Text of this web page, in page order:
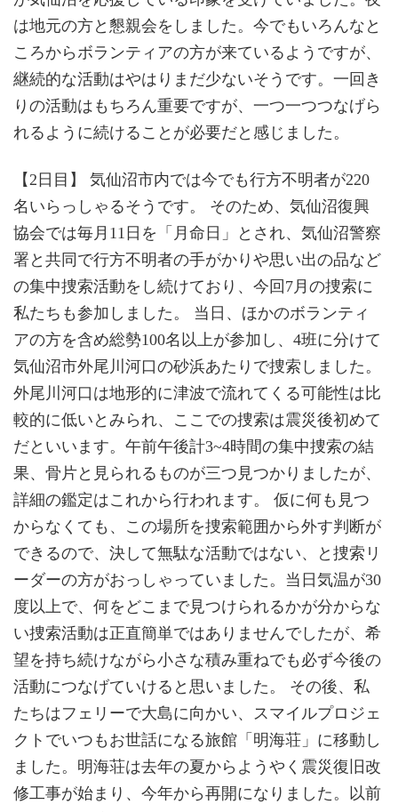
は地元の方と懇親会をしました。今でもいろんなと
ころからボランティアの方が来ているようですが、
継続的な活動はやはりまだ少ないそうです。一回き
りの活動はもちろん重要ですが、一つ一つつなげら
れるように続けることが必要だと感じました。
【2日目】 気仙沼市内では今でも行方不明者が220
名いらっしゃるそうです。 そのため、気仙沼復興
協会では毎月11日を「月命日」とされ、気仙沼警察
署と共同で行方不明者の手がかりや思い出の品など
の集中捜索活動をし続けており、今回7月の捜索に
私たちも参加しました。 当日、ほかのボランティ
アの方を含め総勢100名以上が参加し、4班に分けて
気仙沼市外尾川河口の砂浜あたりで捜索しました。
外尾川河口は地形的に津波で流れてくる可能性は比
較的に低いとみられ、ここでの捜索は震災後初めて
だといいます。午前午後計3~4時間の集中捜索の結
果、骨片と見られるものが三つ見つかりましたが、
詳細の鑑定はこれから行われます。 仮に何も見つ
からなくても、この場所を捜索範囲から外す判断が
できるので、決して無駄な活動ではない、と捜索リ
ーダーの方がおっしゃっていました。当日気温が30
度以上で、何をどこまで見つけられるかが分からな
い捜索活動は正直簡単ではありませんでしたが、希
望を持ち続けながら小さな積み重ねでも必ず今後の
活動につなげていけると思いました。 その後、私
たちはフェリーで大島に向かい、スマイルプロジェ
クトでいつもお世話になる旅館「明海荘」に移動し
ました。明海荘は去年の夏からようやく震災復旧改
修工事が始まり、今年から再開になりました。以前